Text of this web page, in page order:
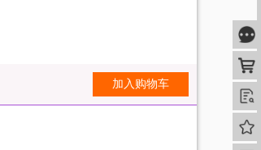
加入购物车
购
查
我